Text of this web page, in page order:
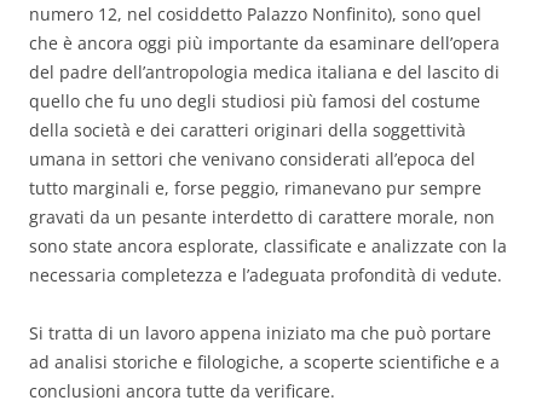
numero 12, nel cosiddetto Palazzo Nonfinito), sono quel
che è ancora oggi più importante da esaminare dell’opera
del padre dell’antropologia medica italiana e del lascito di
quello che fu uno degli studiosi più famosi del costume
della società e dei caratteri originari della soggettività
umana in settori che venivano considerati all’epoca del
tutto marginali e, forse peggio, rimanevano pur sempre
gravati da un pesante interdetto di carattere morale, non
sono state ancora esplorate, classificate e analizzate con la
necessaria completezza e l’adeguata profondità di vedute.
Si tratta di un lavoro appena iniziato ma che può portare
ad analisi storiche e filologiche, a scoperte scientifiche e a
conclusioni ancora tutte da verificare.